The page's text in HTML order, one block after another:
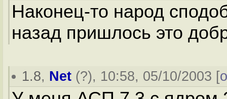
Наконец-то народ
назад пришлось это
1.8, Net (?), 10:58, 05/10/2003 [